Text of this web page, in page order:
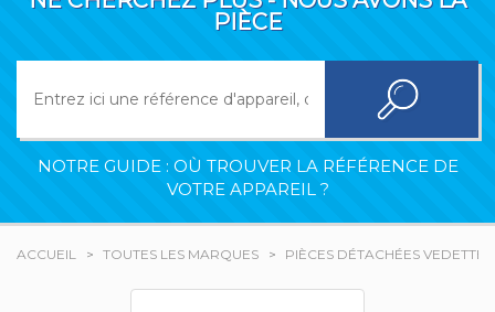
PIÈCE
NOTRE GUIDE : OÙ TROUVER LA RÉFÉRENCE DE
VOTRE APPAREIL ?
ACCUEIL TOUTES LES MARQUES PIÈCES DÉTACHÉES VEDETTE